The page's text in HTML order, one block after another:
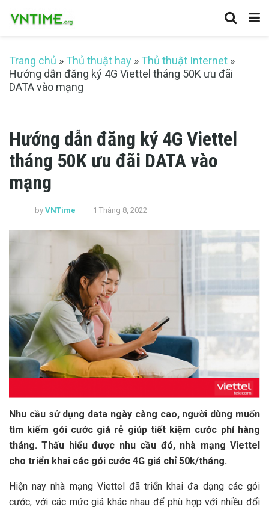
Trang chủ » Thủ thuật hay » Thủ thuật Internet »
Hướng dẫn đăng ký 4G Viettel tháng 50K ưu đãi
DATA vào mạng
Hướng dẫn đăng ký 4G Viettel
tháng 50K ưu đãi DATA vào
mạng
by VNTime 1 Tháng 8, 2022
Nhu cầu sử dụng data ngày càng cao, người dùng muốn
tìm kiếm gói cước giá rẻ giúp tiết kiệm cước phí hàng
tháng. Thấu hiểu được nhu cầu đó, nhà mạng Viettel
cho triển khai các gói cước 4G giá chỉ 50k/tháng.
Hiện nay nhà mạng Viettel đã triển khai đa dạng các gói
cước, với các mức giá khác nhau để phù hợp với nhiều đối